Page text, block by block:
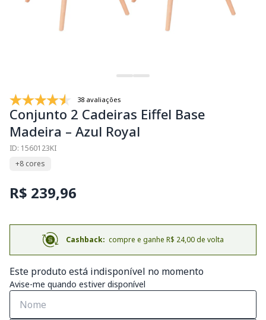
38 avaliações
Conjunto 2 Cadeiras Eiffel Base
Madeira – Azul Royal
ID: 1560123KI
+8 cores
R$ 239,96
Cashback: compre e ganhe R$ 24,00 de volta
Este produto está indisponível no momento
Avise-me quando estiver disponível